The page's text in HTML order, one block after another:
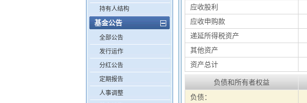
持有人结构
基金公告
全部公告
发行运作
分红公告
定期报告
人事调整
应收股利
应收申购款
递延所得税资产
其他资产
资产总计
负债和所有者权益
负债：